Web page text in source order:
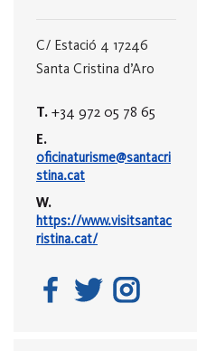
C/ Estació 4 17246
Santa Cristina d’Aro
T. +34 972 05 78 65
E.
oficinaturisme@santacri
stina.cat
W.
https://www.visitsantac
ristina.cat/